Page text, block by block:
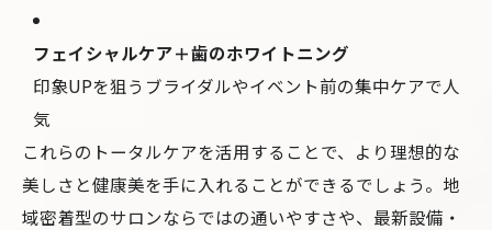
フェイシャルケア＋歯のホワイトニング
印象UPを狙うブライダルやイベント前の集中ケアで人
気
これらのトータルケアを活用することで、より理想的な
美しさと健康美を手に入れることができるでしょう。地
域密着型のサロンならではの通いやすさや、最新設備・